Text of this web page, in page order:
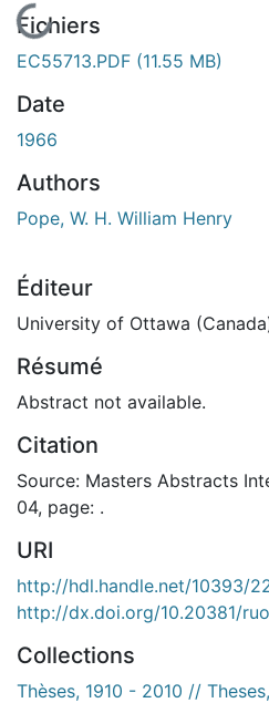
En cours de chargement...
Fichiers
EC55713.PDF (11.55 MB)
Date
1966
Authors
Pope, W. H. William Henry
Éditeur
University of Ottawa
Résumé
Abstract not available.
Citation
Source: Masters Abstracts
04, page: .
URI
http://hdl.handle.net/10393/
http://dx.doi.org/10.20381/
Collections
Thèses, 1910 - 2010 //